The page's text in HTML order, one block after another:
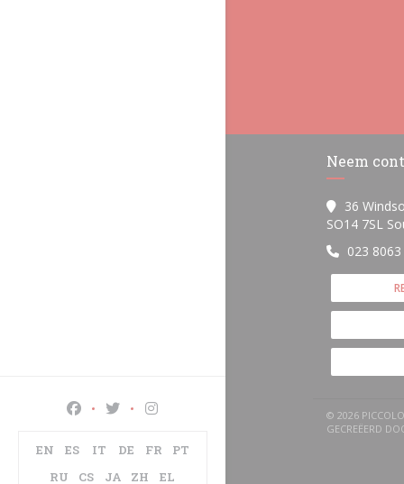
Facebook ((opent in een nieuw venster))
Twitter ((opent in een nieuw venster))
Instagram ((opent in een nieuw
EN ES IT DE FR
PT
RU
CS JA ZH EL
Neem
36
SO14 7SL
023
© 2026
GECREËERD